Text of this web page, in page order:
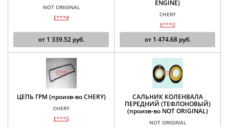
NOT ORIGINAL
E***#
от 1 339.52руб.
ENGINE)
CHERY
E***0
от 1 474.68руб.
ЦЕПЬ ГРМ (произв-во CHERY)
CHERY
E***0
САЛЬНИК КОЛЕНВАЛА
ПЕРЕДНИЙ (ТЕФЛОНОВЫЙ)
(произв-во NOT ORIGINAL)
NOT ORIGINAL